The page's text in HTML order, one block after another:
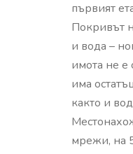
първият
Покривът
и вода –
имота не е
има
както и
мрежи, на